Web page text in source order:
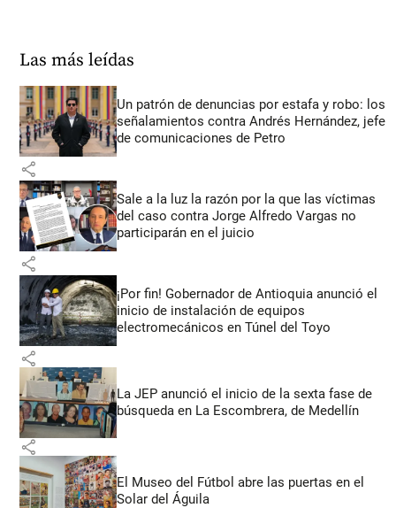
Las más leídas
Un patrón de denuncias por estafa y robo: los
señalamientos contra Andrés Hernández, jefe
de comunicaciones de Petro
share
Sale a la luz la razón por la que las víctimas
del caso contra Jorge Alfredo Vargas no
participarán en el juicio
share
¡Por fin! Gobernador de Antioquia anunció el
inicio de instalación de equipos
electromecánicos en Túnel del Toyo
share
La JEP anunció el inicio de la sexta fase de
búsqueda en La Escombrera, de Medellín
share
El Museo del Fútbol abre las puertas en el
Solar del Águila